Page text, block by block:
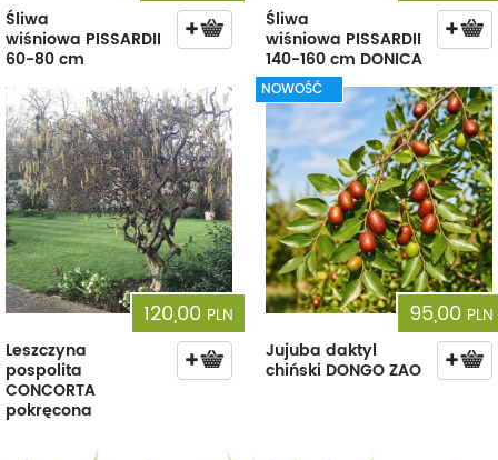
Śliwa
wiśniowa PISSARDII
60-80 cm
Śliwa
wiśniowa PISSARDII
140-160 cm DONICA
120,00 PLN
Leszczyna
pospolita
CONCORTA
pokręcona
NOWOŚĆ
95,00 PLN
Jujuba daktyl
chiński DONGO ZAO